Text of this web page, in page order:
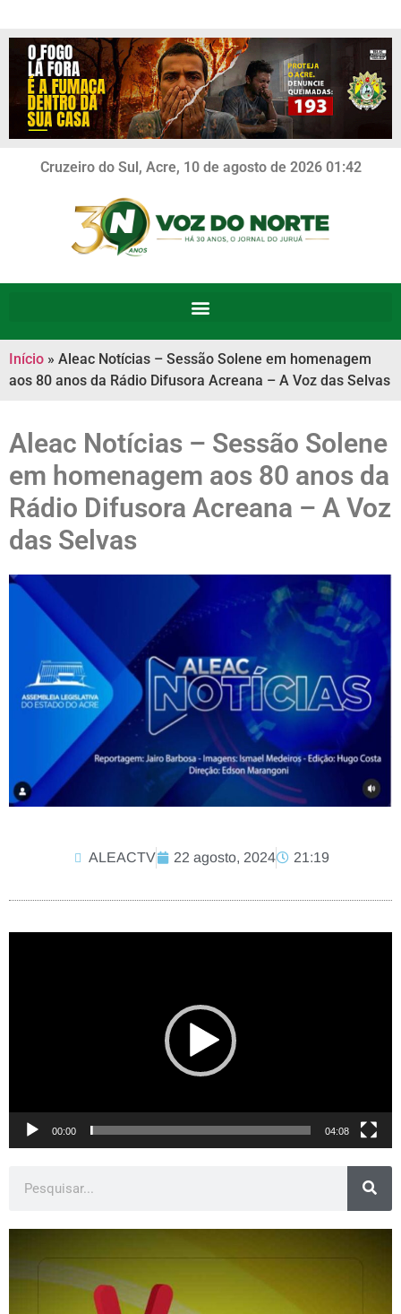
Cruzeiro do Sul, Acre, 10 de agosto de 2026 01:42
Início » Aleac Notícias – Sessão Solene em homenagem
aos 80 anos da Rádio Difusora Acreana – A Voz das Selvas
Aleac Notícias – Sessão Solene
em homenagem aos 80 anos da
Rádio Difusora Acreana – A Voz
das Selvas
ALEACTV 22 agosto, 2024 21:19
00:00 04:08